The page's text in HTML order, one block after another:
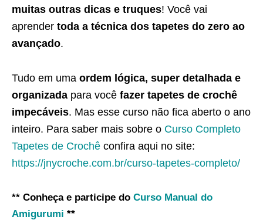
muitas outras dicas e truques! Você vai
aprender toda a técnica dos tapetes do zero ao
avançado.
Tudo em uma ordem lógica, super detalhada e
organizada para você fazer tapetes de crochê
impecáveis. Mas esse curso não fica aberto o ano
inteiro. Para saber mais sobre o Curso Completo
Tapetes de Crochê confira aqui no site:
https://jnycroche.com.br/curso-tapetes-completo/
** Conheça e participe do Curso Manual do
Amigurumi **